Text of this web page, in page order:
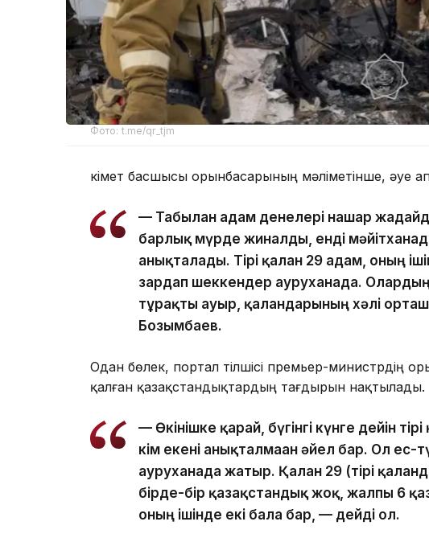
Фото: t.me/qr_tjm
Үкімет басшысы орынбасарының мәліметінше, әуе
— Табылған адам денелері нашар
барлық мүрде жиналды, енді
анықталады. Тірі қалған 29 адам, оның
зардап шеккендер ауруханада. Олардың
тұрақты ауыр, қалғандарының хәлі
Бозымбаев.
Одан бөлек, портал тілшісі премьер-министрдің
қалған қазақстандықтардың тағдырын нақтылады.
— Өкінішке қарай, бүгінгі күнге дейін
кім екені анықталмаған әйел бар. Ол ес-
ауруханада жатыр. Қалған 29 (тірі
бірде-бір қазақстандық жоқ, жалпы 6
оның ішінде екі бала бар, — дейді ол.